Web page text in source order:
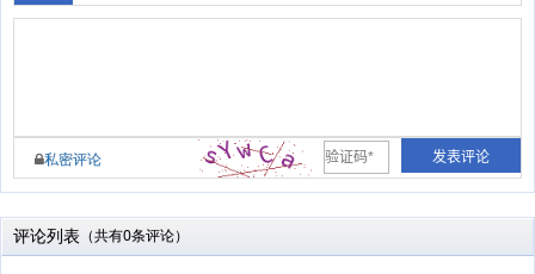
私密评论
评论列表 （共有0条评论）